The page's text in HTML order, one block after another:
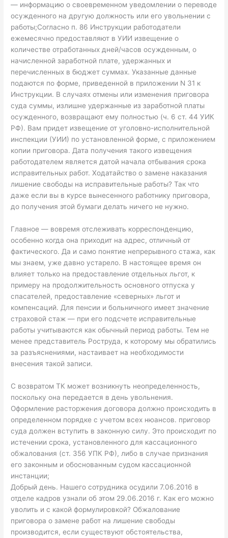
— информацию о своевременном уведомлении о переводе
осужденного на другую должность или его увольнении с
работы;Согласно п. 86 Инструкции работодатели
ежемесячно предоставляют в УИИ извещение о
количестве отработанных дней/часов осужденным, о
начисленной заработной плате, удержанных и
перечисленных в бюджет суммах. Указанные данные
подаются по форме, приведенной в приложении N 31 к
Инструкции. В случаях отмены или изменения приговора
суда суммы, излишне удержанные из заработной платы
осужденного, возвращают ему полностью (ч. 6 ст. 44 УИК
РФ). Вам придет извещение от уголовно-исполнительной
инспекции (УИИ) по установленной форме, с приложением
копии приговора. Дата получения такого извещения
работодателем является датой начала отбывания срока
исправительных работ. Ходатайство о замене наказания
лишение свободы на исправительные работы? Так что
даже если вы в курсе вынесенного работнику приговора,
до получения этой бумаги делать ничего не нужно.
Главное — вовремя отслеживать корреспонденцию,
особенно когда она приходит на адрес, отличный от
фактического. Да и само понятие непрерывного стажа, как
мы знаем, уже давно устарело. В настоящее время он
влияет только на предоставление отдельных льгот, к
примеру на продолжительность основного отпуска у
спасателей, предоставление «северных» льгот и
компенсаций. Для пенсии и больничного имеет значение
страховой стаж — при его подсчете исправительные
работы учитываются как обычный период работы. Тем не
менее представитель Роструда, к которому мы обратились
за разъяснениями, настаивает на необходимости
внесения такой записи.
С возвратом ТК может возникнуть неопределенность,
поскольку она передается в день увольнения.
Оформление расторжения договора должно происходить в
определенном порядке с учетом всех нюансов. приговор
суда должен вступить в законную силу. Это происходит по
истечении срока, установленного для кассационного
обжалования (ст. 356 УПК РФ), либо в случае признания
его законным и обоснованным судом кассационной
инстанции;
Добрый день. Нашего сотрудника осудили 7.06.2016 в
отделе кадров узнали об этом 29.06.2016 г. Как его можно
уволить и с какой формулировкой? Обжалование
приговора о замене работ на лишение свободы
производится, если существуют обстоятельства,